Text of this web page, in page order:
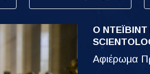
Ο
Αφιέρωμα